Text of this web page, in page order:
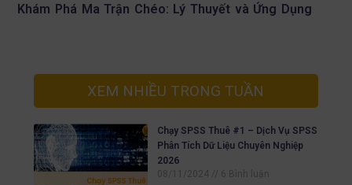
Khám Phá Ma Trận Chéo: Lý Thuyết và Ứng Dụng
XEM NHIỀU TRONG TUẦN
Chạy SPSS Thuê #1 – Dịch Vụ SPSS
Phân Tích Dữ Liệu Chuyên Nghiệp
2026
08/11/2024
6 Bình luận